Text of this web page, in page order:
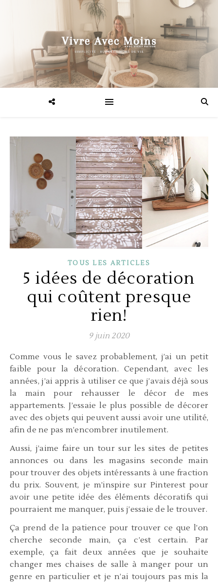
TOUS LES ARTICLES
5 idées de décoration
qui coûtent presque
rien!
9 juin 2020
Comme vous le savez probablement, j’ai un petit
faible pour la décoration. Cependant, avec les
années, j’ai appris à utiliser ce que j’avais déjà sous
la main pour rehausser le décor de mes
appartements. J’essaie le plus possible de décorer
avec des objets qui peuvent aussi avoir une utilité,
afin de ne pas m’encombrer inutilement.
Aussi, j’aime faire un tour sur les sites de petites
annonces ou dans les magasins seconde main
pour trouver des objets intéressants à une fraction
du prix. Souvent, je m’inspire sur Pinterest pour
avoir une petite idée des éléments décoratifs qui
pourraient me manquer, puis j’essaie de le trouver.
Ça prend de la patience pour trouver ce que l’on
cherche seconde main, ça c’est certain. Par
exemple, ça fait deux années que je souhaite
changer mes chaises de salle à manger pour un
genre en particulier et je n’ai toujours pas mis la